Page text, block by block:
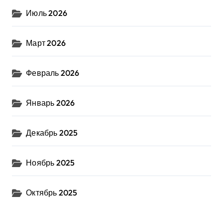
Июль 2026
Март 2026
Февраль 2026
Январь 2026
Декабрь 2025
Ноябрь 2025
Октябрь 2025